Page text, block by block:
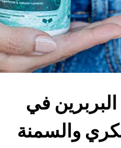
في
والسمنة